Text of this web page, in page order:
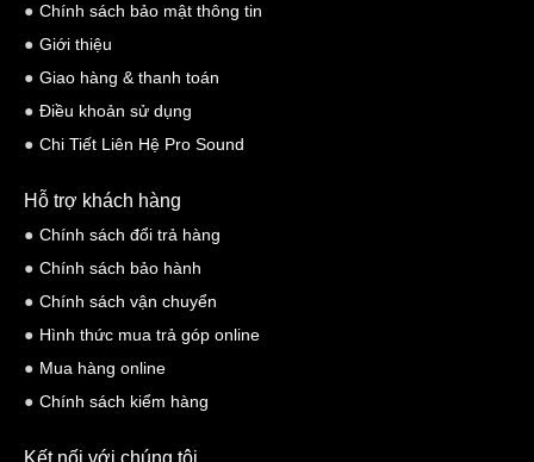
Chính sách bảo mật thông tin
Giới thiệu
Giao hàng & thanh toán
Điều khoản sử dụng
Chi Tiết Liên Hệ Pro Sound
Hỗ trợ khách hàng
Chính sách đổi trả hàng
Chính sách bảo hành
Chính sách vận chuyển
Hình thức mua trả góp online
Mua hàng online
Chính sách kiểm hàng
Kết nối với chúng tôi